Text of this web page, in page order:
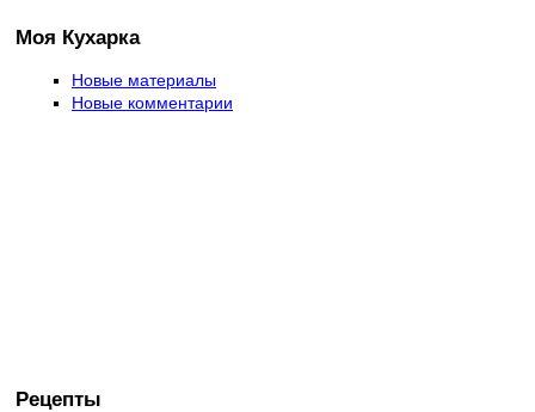
Моя Кухарка
Новые материалы
Новые комментарии
Рецепты